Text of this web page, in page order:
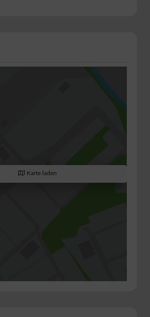
Karte laden